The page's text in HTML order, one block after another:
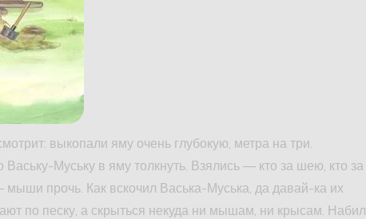
выкопали яму очень глубокую, метра на три.
Муську в яму толкнуть. Взялись — кто за шею, кто за
мыши прочь. Как вскочил Васька-Муська, да давай-ка их
по песку, а скрыться некуда ни мышам, ни крысам. Набил